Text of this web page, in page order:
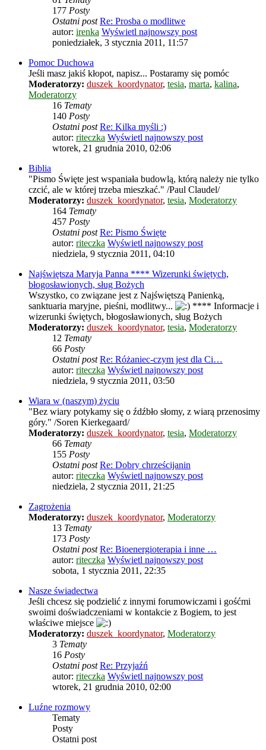
177 Posty
Ostatni post Re: Prosba o modlitwe
autor: irenka Wyświetl najnowszy post
poniedziałek, 3 stycznia 2011, 11:57
Pomoc Duchowa
Jeśli masz jakiś kłopot, napisz... Postaramy się pomóc
Moderatorzy: duszek_koordynator, tesia, marta, kalina,
Moderatorzy
16 Tematy
140 Posty
Ostatni post Re: Kilka myśli :)
autor: riteczka Wyświetl najnowszy post
wtorek, 21 grudnia 2010, 02:06
Biblia
"Pismo Święte jest wspaniała budowlą, którą należy nie tylko
czcić, ale w której trzeba mieszkać." /Paul Claudel/
Moderatorzy: duszek_koordynator, tesia, Moderatorzy
164 Tematy
457 Posty
Ostatni post Re: Pismo Święte
autor: riteczka Wyświetl najnowszy post
niedziela, 9 stycznia 2011, 04:10
Najświętsza Maryja Panna **** Wizerunki świętych,
błogosławionych, sług Bożych
Wszystko, co związane jest z Najświętszą Panienką,
sanktuaria maryjne, pieśni, modlitwy...
**** Informacje i
wizerunki świętych, błogosławionych, sług Bożych
Moderatorzy: duszek_koordynator, tesia, Moderatorzy
12 Tematy
66 Posty
Ostatni post Re: Różaniec-czym jest dla Ci…
autor: riteczka Wyświetl najnowszy post
niedziela, 9 stycznia 2011, 03:50
Wiara w (naszym) życiu
"Bez wiary potykamy się o źdźbło słomy, z wiarą przenosimy
góry." /Soren Kierkegaard/
Moderatorzy: duszek_koordynator, tesia, Moderatorzy
66 Tematy
155 Posty
Ostatni post Re: Dobry chrześcijanin
autor: riteczka Wyświetl najnowszy post
niedziela, 2 stycznia 2011, 21:25
Zagrożenia
Moderatorzy: duszek_koordynator, Moderatorzy
13 Tematy
173 Posty
Ostatni post Re: Bioenergioterapia i inne …
autor: riteczka Wyświetl najnowszy post
sobota, 1 stycznia 2011, 22:35
Nasze świadectwa
Jeśli chcesz się podzielić z innymi forumowiczami i gośćmi
swoimi doświadczeniami w kontakcie z Bogiem, to jest
właściwe miejsce
Moderatorzy: duszek_koordynator, Moderatorzy
3 Tematy
16 Posty
Ostatni post Re: Przyjaźń
autor: riteczka Wyświetl najnowszy post
wtorek, 21 grudnia 2010, 02:00
Luźne rozmowy
Tematy
Posty
Ostatni post